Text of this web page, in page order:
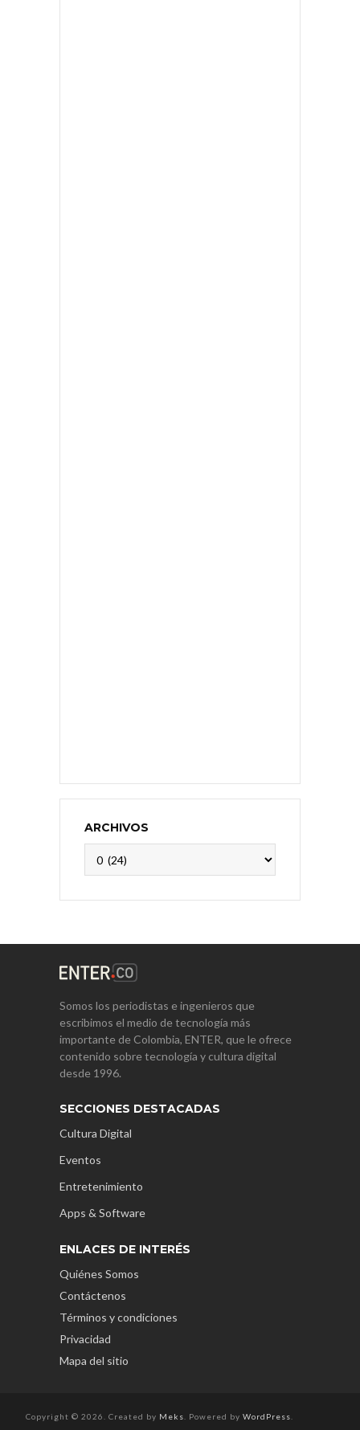
ARCHIVOS
Somos los periodistas e ingenieros que
escribimos el medio de tecnología más
importante de Colombia, ENTER, que le ofrece
contenido sobre tecnología y cultura digital
desde 1996.
SECCIONES DESTACADAS
Cultura Digital
Eventos
Entretenimiento
Apps & Software
ENLACES DE INTERÉS
Quiénes Somos
Contáctenos
Términos y condiciones
Privacidad
Mapa del sitio
Copyright © 2026. Created by Meks . Powered by WordPress